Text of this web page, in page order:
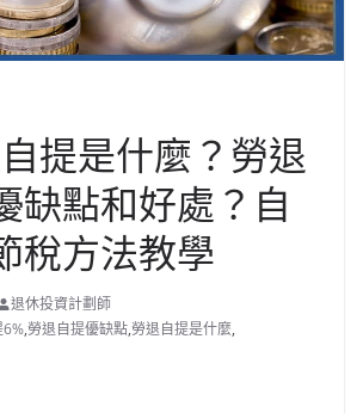
提是什麼？勞退
缺點和好處？自
稅方法教學
退休投資計劃師
,勞退自提優缺點,勞退自提是什麼,